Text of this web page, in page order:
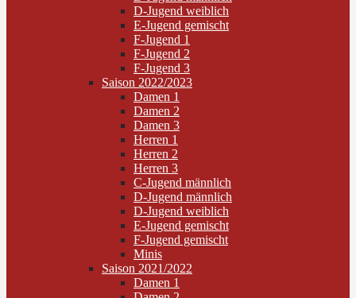
D-Jugend weiblich
E-Jugend gemischt
F-Jugend 1
F-Jugend 2
F-Jugend 3
Saison 2022/2023
Damen 1
Damen 2
Damen 3
Herren 1
Herren 2
Herren 3
C-Jugend männlich
D-Jugend männlich
D-Jugend weiblich
E-Jugend gemischt
F-Jugend gemischt
Minis
Saison 2021/2022
Damen 1